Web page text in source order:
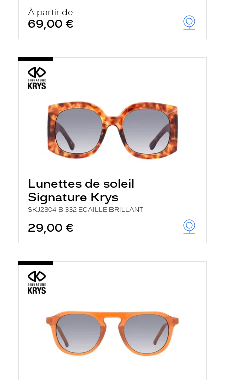
À partir de
69,00 €
Lunettes de soleil
Signature Krys
SKJ2304-B 332 ECAILLE BRILLANT
29,00 €